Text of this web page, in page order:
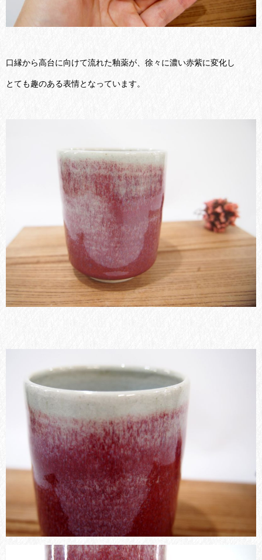
口縁から高台に向けて流れた釉薬が、徐々に濃い赤紫に変化し
とても趣のある表情となっています。